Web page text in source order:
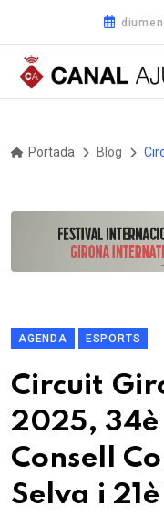
Portada Blog
AGENDA ESPORTS
Circuit
2025, 34è
Consell
Selva i